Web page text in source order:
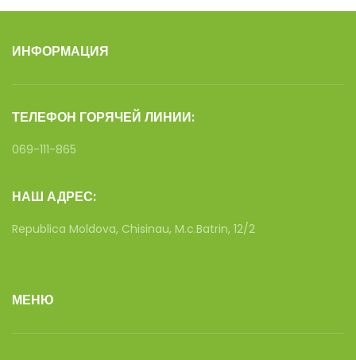
ИНФОРМАЦИЯ
ТЕЛЕФОН ГОРЯЧЕЙ ЛИНИИ:
069-111-865
НАШ АДРЕС:
Republica Moldova, Chisinau, M.c.Batrin, 12/2
МЕНЮ